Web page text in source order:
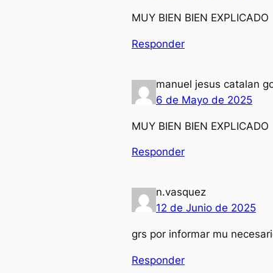
MUY BIEN BIEN EXPLICADO
Responder
manuel jesus catalan
6 de Mayo de 2025
MUY BIEN BIEN EXPLICADO
Responder
n.vasquez
12 de Junio de 2025
grs por informar mu
Responder